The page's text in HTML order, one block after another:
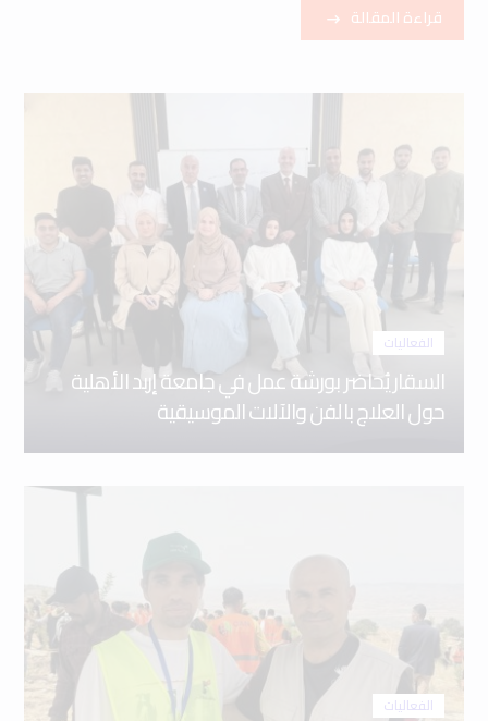
قراءة المقالة
الفعاليات
السقار يُحاضر بورشة عمل في جامعة إربد الأهلية
حول العلاج بالفن والآلات الموسيقية
الفعاليات